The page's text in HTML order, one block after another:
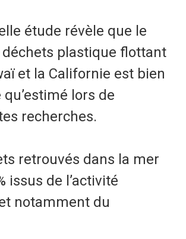
étude révèle que le
déchets plastique flottant
et la Californie est bien
lors de
recherches.
retrouvés dans la mer
issus de l’activité
notamment du